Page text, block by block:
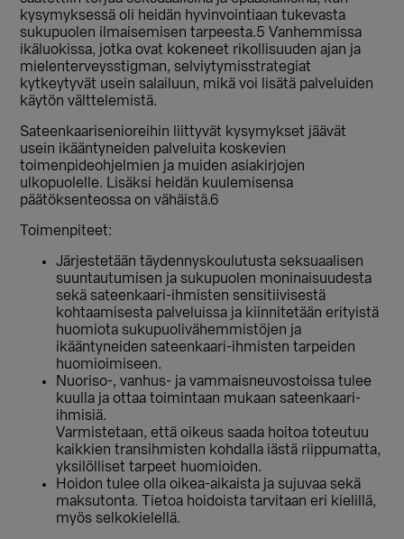
kysymyksessä oli heidän hyvinvointiaan tukevasta
sukupuolen ilmaisemisen tarpeesta.5 Vanhemmissa
ikäluokissa, jotka ovat kokeneet rikollisuuden ajan ja
mielenterveysstigman, selviytymisstrategiat
kytkeytyvät usein salailuun, mikä voi lisätä palveluiden
käytön välttelemistä.
Sateenkaarisenioreihin liittyvät kysymykset jäävät
usein ikääntyneiden palveluita koskevien
toimenpideohjelmien ja muiden asiakirjojen
ulkopuolelle. Lisäksi heidän kuulemisensa
päätöksenteossa on vähäistä.6
Toimenpiteet:
Järjestetään täydennyskoulutusta seksuaalisen
suuntautumisen ja sukupuolen moninaisuudesta
sekä sateenkaari-ihmisten sensitiivisestä
kohtaamisesta palveluissa ja kiinnitetään erityistä
huomiota sukupuolivähemmistöjen ja
ikääntyneiden sateenkaari-ihmisten tarpeiden
huomioimiseen.
Nuoriso-, vanhus- ja vammaisneuvostoissa tulee
kuulla ja ottaa toimintaan mukaan sateenkaari-
ihmisiä.
Varmistetaan, että oikeus saada hoitoa toteutuu
kaikkien transihmisten kohdalla iästä riippumatta,
yksilölliset tarpeet huomioiden.
Hoidon tulee olla oikea-aikaista ja sujuvaa sekä
maksutonta. Tietoa hoidoista tarvitaan eri kielillä,
myös selkokielellä.